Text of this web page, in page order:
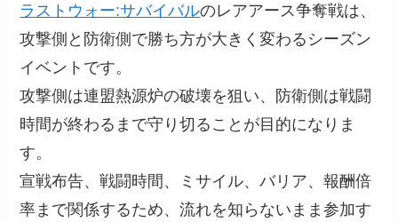
ラストウォー:サバイバルのレアアース争奪戦は、
攻撃側と防衛側で勝ち方が大きく変わるシーズン
イベントです。
攻撃側は連盟熱源炉の破壊を狙い、防衛側は戦闘
時間が終わるまで守り切ることが目的になりま
す。
宣戦布告、戦闘時間、ミサイル、バリア、報酬倍
率まで関係するため、流れを知らないまま参加す